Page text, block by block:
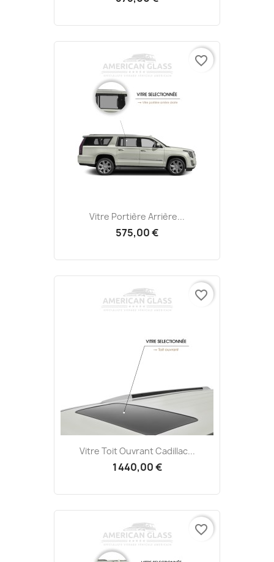
Vitre Portière Arrière...
575,00 €
favorite_border
Vitre Toit Ouvrant Cadillac...
1 440,00 €
favorite_border
favorite_border